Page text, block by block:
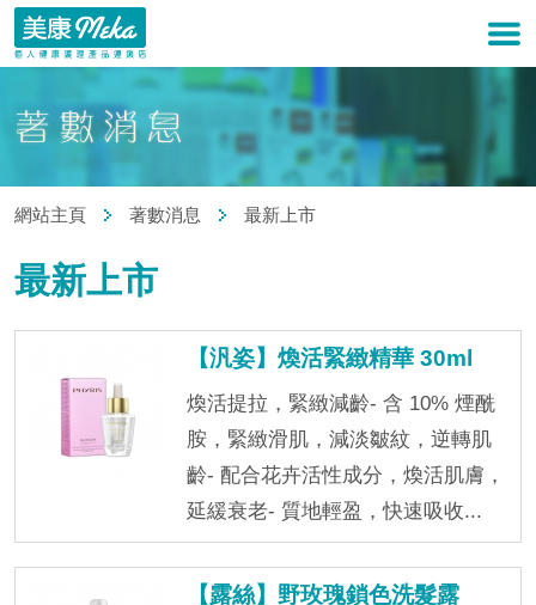
網站主頁 著數消息 最新上市
最新上市
【汎姿】煥活緊緻精華 30ml
煥活提拉，緊緻減齡- 含 10% 煙酰
胺，緊緻滑肌，減淡皺紋，逆轉肌
齡- 配合花卉活性成分，煥活肌膚，
延緩衰老- 質地輕盈，快速吸收...
【露絲】野玫瑰鎖色洗髮露